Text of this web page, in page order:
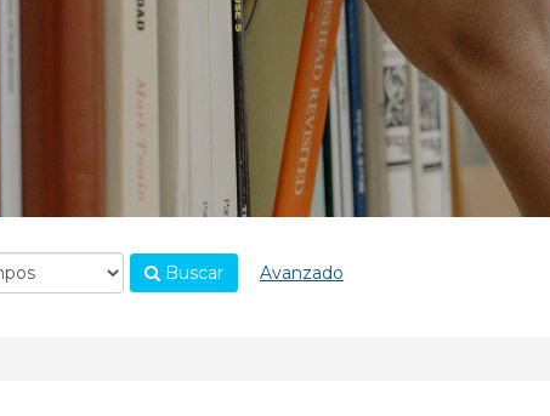
Buscar Avanzado